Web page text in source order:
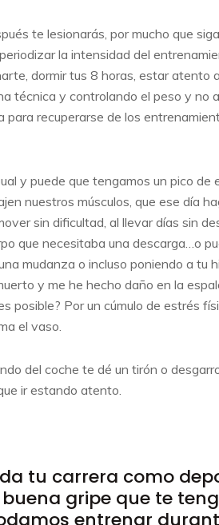
te lesionarás, por mucho que
la intensidad del
dormir tus 8 horas, estar atento
técnica y controlando el peso y no
para recuperarse de los
y puede que tengamos un pico de
nuestros músculos, que ese día
sin dificultad, al llevar días sin
que necesitaba una descarga…o
mudanza o incluso poniendo a tu
y me he hecho daño en la
posible? Por un cúmulo de estrés
el vaso.
del coche te dé un tirón o
ir estando atento.
tu carrera como
gripe que te